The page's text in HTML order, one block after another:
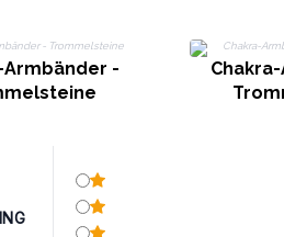
Armbänder -